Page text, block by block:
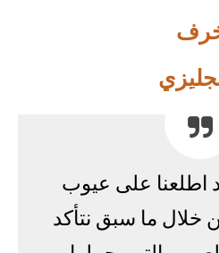
اطلعنا على عيوب
ما سبق نتأكد